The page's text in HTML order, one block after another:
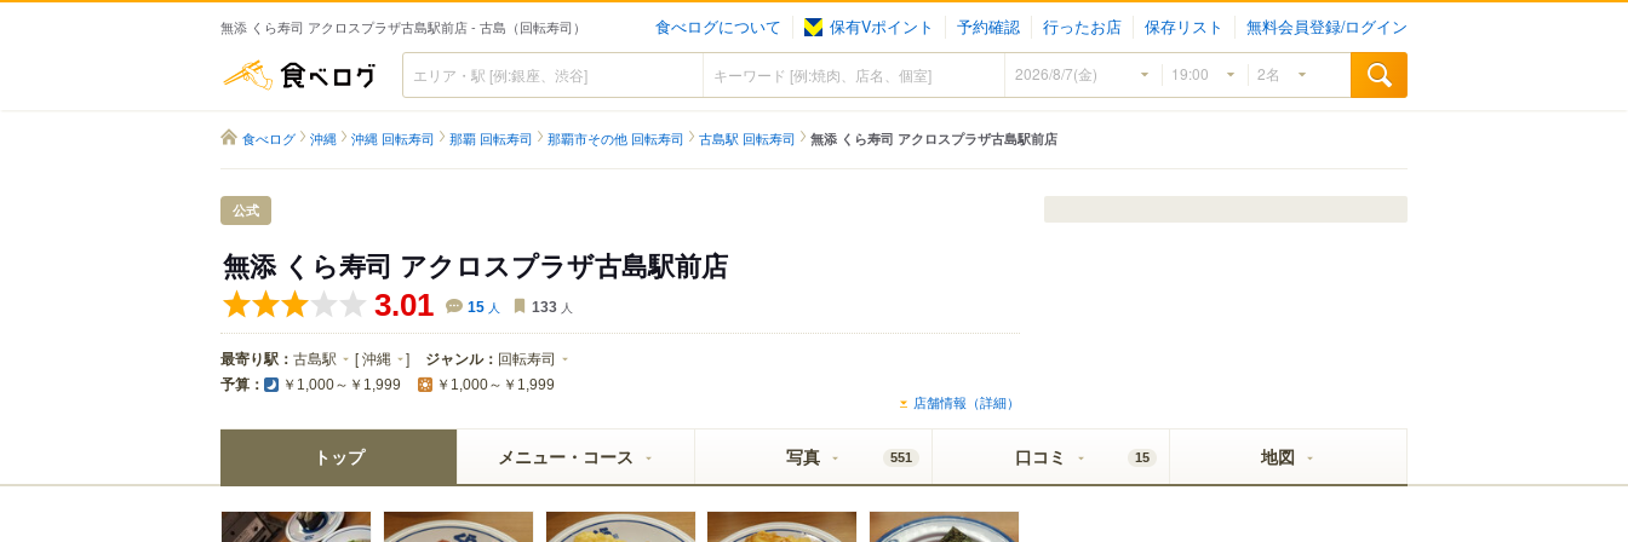
無添 くら寿司 アクロスプラザ古島駅前店 - 古島（回転寿司） 食べログについて 保有Vポイント 予約確認 行ったお店 保存リスト 無料会員登録/ログイン
食べログ
食べログ 沖縄 沖縄 回転寿司 那覇 回転寿司 那覇市その他 回転寿司 古島駅 回転寿司 無添 くら寿司 アクロスプラザ古島駅前店
公式
無添 くら寿司 アクロスプラザ古島駅前店
3.01 15 人 133 人
最寄り駅： 古島駅 [沖縄 ] ジャンル： 回転寿司
予算： ￥1,000～￥1,999 ￥1,000～￥1,999
店舗情報（詳細）
トップ メニュー・コース 写真 551 口コミ 15 地図